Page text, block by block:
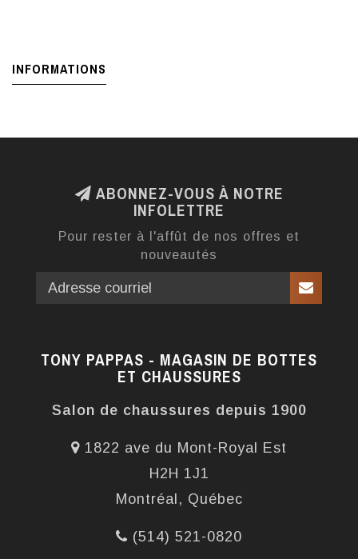
INFORMATIONS
ABONNEZ-VOUS À NOTRE
INFOLETTRE
Pour rester à l'affût de nos offres et
nouveautés
TONY PAPPAS - MAGASIN DE BOTTES
ET CHAUSSURES
Salon de chaussures depuis 1900
1822 ave du Mont-Royal Est
H2H 1J1
Montréal, Québec
(514) 521-0820